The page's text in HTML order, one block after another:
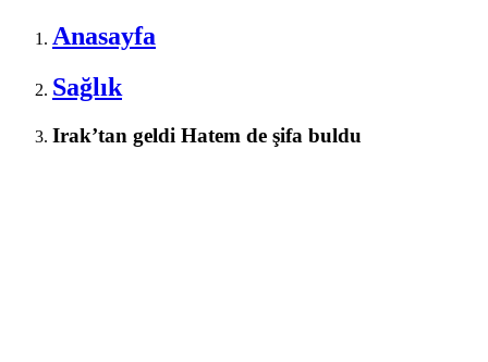
Anasayfa
Sağlık
Irak’tan geldi Hatem de şifa buldu